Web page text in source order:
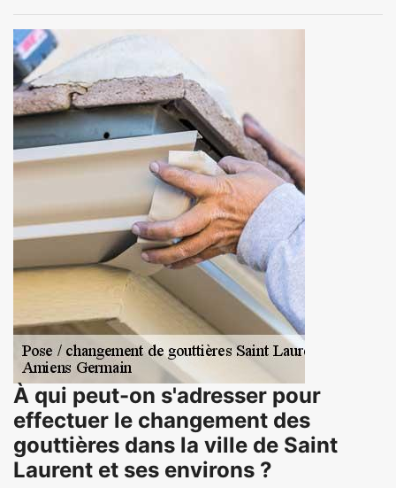
À qui peut-on s'adresser pour
effectuer le changement des
gouttières dans la ville de Saint
Laurent et ses environs ?